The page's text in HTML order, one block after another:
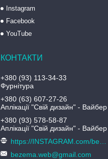
Instagram
Facebook
YouTube
+380 (93) 113-34-33
Фурнітура
+380 (63) 607-27-26
Аплікації "Свій дизайн" - Вайбер
+380 (93) 578-58-87
Аплікації "Свій дизайн" - Вайбер
bezema.web@gmail.com